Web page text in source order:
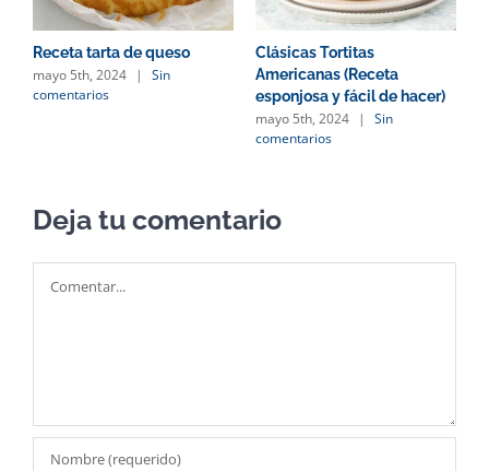
Receta tarta de queso
mayo 5th, 2024 |
Sin
comentarios
Clásicas Tortitas
Americanas (Receta
esponjosa y fácil de hacer)
mayo 5th, 2024 |
Sin
comentarios
Deja tu comentario